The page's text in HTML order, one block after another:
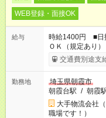
WEB登録・面接OK
給与
時給1400円 ■日
ＯＫ（規定あり）
交通費別途支
勤務地
埼玉県朝霞市
朝霞台駅 / 朝霞
大手物流会社
職場です！）